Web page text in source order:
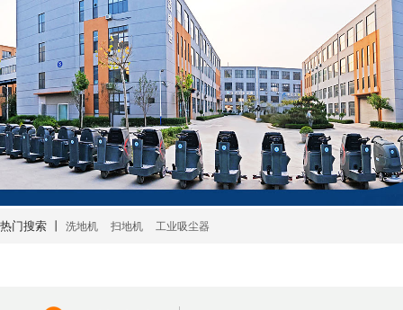
热门搜索 丨 洗地机 扫地机 工业吸尘器